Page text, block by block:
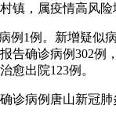
镇，属疫情高风险
例1例。新增疑似
告确诊病例302例
愈出院123例。
诊病例唐山新冠肺